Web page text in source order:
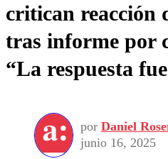
critican reacción
tras informe por
“La respuesta
por Daniel
junio 16, 2025